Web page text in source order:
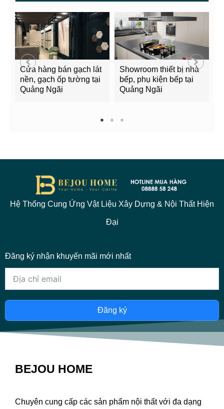
Cửa hàng bán gạch lát
nền, gạch ốp tường tại
Quảng Ngãi
Showroom thiết bị nhà
bếp, phụ kiện bếp tại
Quảng Ngãi
1 2 3
Hệ Thống Cung Ứng Vật Liệu Xây Dựng & Nội Thất Hiện
Đại
Đăng ký nhận khuyến mãi mới nhất
Đăng ký
BEJOU HOME
Chuyên cung cấp các sản phẩm nội thất với đa dạng